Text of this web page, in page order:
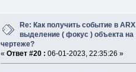
Re: Как получить событие в ARX
выделение ( фокус ) объекта на
чертеже?
« Ответ #20 : 06-01-2023, 22:35:26 »